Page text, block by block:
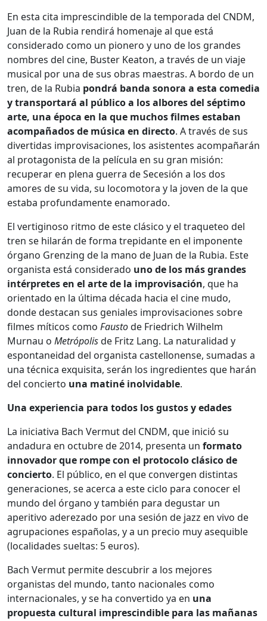
En esta cita imprescindible de la temporada del CNDM,
Juan de la Rubia rendirá homenaje al que está
considerado como un pionero y uno de los grandes
nombres del cine, Buster Keaton, a través de un viaje
musical por una de sus obras maestras. A bordo de un
tren, de la Rubia pondrá banda sonora a esta comedia
y transportará al público a los albores del séptimo
arte, una época en la que muchos filmes estaban
acompañados de música en directo. A través de sus
divertidas improvisaciones, los asistentes acompañarán
al protagonista de la película en su gran misión:
recuperar en plena guerra de Secesión a los dos
amores de su vida, su locomotora y la joven de la que
estaba profundamente enamorado.
El vertiginoso ritmo de este clásico y el traqueteo del
tren se hilarán de forma trepidante en el imponente
órgano Grenzing de la mano de Juan de la Rubia. Este
organista está considerado uno de los más grandes
intérpretes en el arte de la improvisación, que ha
orientado en la última década hacia el cine mudo,
donde destacan sus geniales improvisaciones sobre
filmes míticos como Faustode Friedrich Wilhelm
Murnau o Metrópolisde Fritz Lang. La naturalidad y
espontaneidad del organista castellonense, sumadas a
una técnica exquisita, serán los ingredientes que harán
del concierto una matiné inolvidable.
Una experiencia para todos los gustos y edades
La iniciativa Bach Vermut del CNDM, que inició su
andadura en octubre de 2014, presenta un formato
innovador que rompe con el protocolo clásico de
concierto. El público, en el que convergen distintas
generaciones, se acerca a este ciclo para conocer el
mundo del órgano y también para degustar un
aperitivo aderezado por una sesión de jazz en vivo de
agrupaciones españolas, y a un precio muy asequible
(localidades sueltas: 5 euros).
Bach Vermut permite descubrir a los mejores
organistas del mundo, tanto nacionales como
internacionales, yse ha convertido ya en una
propuesta cultural imprescindible para las mañanas